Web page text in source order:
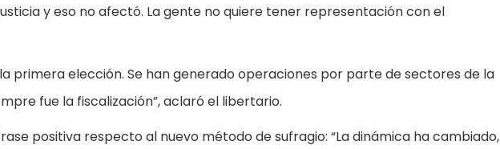
y eso no afectó. La gente no quiere tener representación con el
primera elección. Se han generado operaciones por parte de sectores de la
fue la fiscalización”, aclaró el libertario.
positiva respecto al nuevo método de sufragio: “La dinámica ha cambiado,